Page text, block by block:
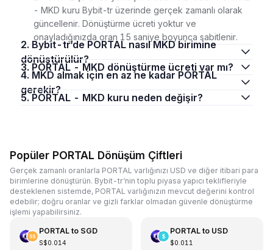
- MKD kuru Bybit-tr üzerinde gerçek zamanlı olarak
güncellenir. Dönüştürme ücreti yoktur ve
onayladığınızda oran 15 saniye boyunca sabitlenir.
2. Bybit-tr‘de PORTAL nasıl MKD birimine
dönüştürülür?
3. PORTAL - MKD dönüştürme ücreti var mı?
4. MKD almak için en az ne kadar PORTAL
gerekir?
5. PORTAL - MKD kuru neden değişir?
Popüler PORTAL Dönüşüm Çiftleri
Gerçek zamanlı oranlarla PORTAL varlığınızı USD ve diğer itibari para
birimlerine dönüştürün. Bybit-tr‘nin toplu piyasa yapıcı teklifleriyle
desteklenen sistemde, PORTAL varlığınızın mevcut değerini kontrol
edebilir; doğru oranlar ve gizli farklar olmadan güvenle dönüştürme
işlemi yapabilirsiniz.
PORTALto SGD
S$0.014
PORTALto USD
$0.011